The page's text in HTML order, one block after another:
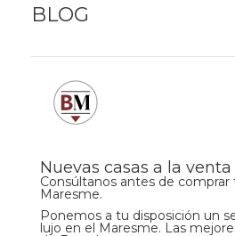
BLOG
Nuevas casas a la
Consúltanos antes de comprar
Maresme.
Ponemos a tu disposición un
lujo en el Maresme. Las